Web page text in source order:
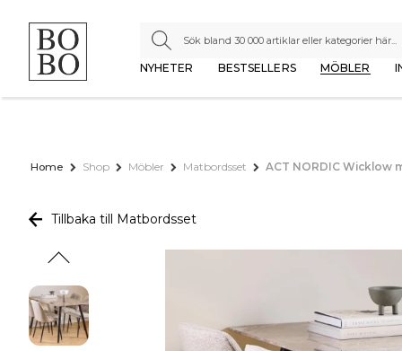
NYHETER BESTSELLERS MÖBLER
Home Shop Möbler Matbordsset ACT NORDIC Wicklow
Tillbaka till Matbordsset